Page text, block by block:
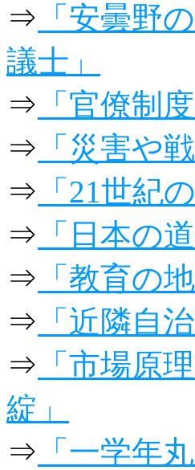
⇒ 「安曇野
議士」
⇒ 「官僚制
⇒ 「災害や
⇒ 「21世紀
⇒ 「日本の
⇒ 「教育の
⇒ 「近隣自
⇒ 「市場原
綻」
⇒ 「一学年